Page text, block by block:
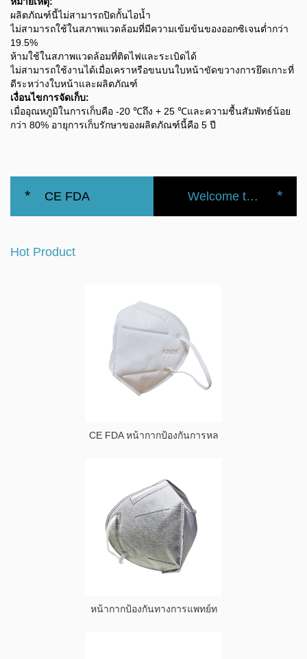
ผลิตภัณฑ์นี้ไม่สามารถปิดกั้นไอน้ำ
ไม่สามารถใช้ในสภาพแวดล้อมที่มีความเข้มข้นของออกซิเจนต่ำกว่า
19.5%
ห้ามใช้ในสภาพแวดล้อมที่ติดไฟและระเบิดได้
ไม่สามารถใช้งานได้เมื่อเคราหรือขนบนใบหน้าขัดขวางการยึดเกาะที่
ดีระหว่างใบหน้าและผลิตภัณฑ์
เงื่อนไขการจัดเก็บ:
เมื่ออุณหภูมิในการเก็บคือ -20 ℃ถึง + 25 ℃และความชื้นสัมพัทธ์น้อย
กว่า 80% อายุการเก็บรักษาของผลิตภัณฑ์นี้คือ 5 ปี
* CE FDA Welcome to the official website of the Nanbei Group *
Hot Product
CE FDA หน้ากากป้องกันการหล
หน้ากากป้องกันทางการแพทย์ท